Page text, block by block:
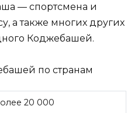
— спортсмена и
а также многих других
Коджебашей.
по странам
20 000